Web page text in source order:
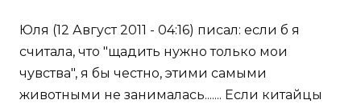
Юля (12 Август 2011 - 04:16) писал: если б я
считала, что "щадить нужно только мои
чувства", я бы честно, этими самыми
животными не занималась....... Если китайцы